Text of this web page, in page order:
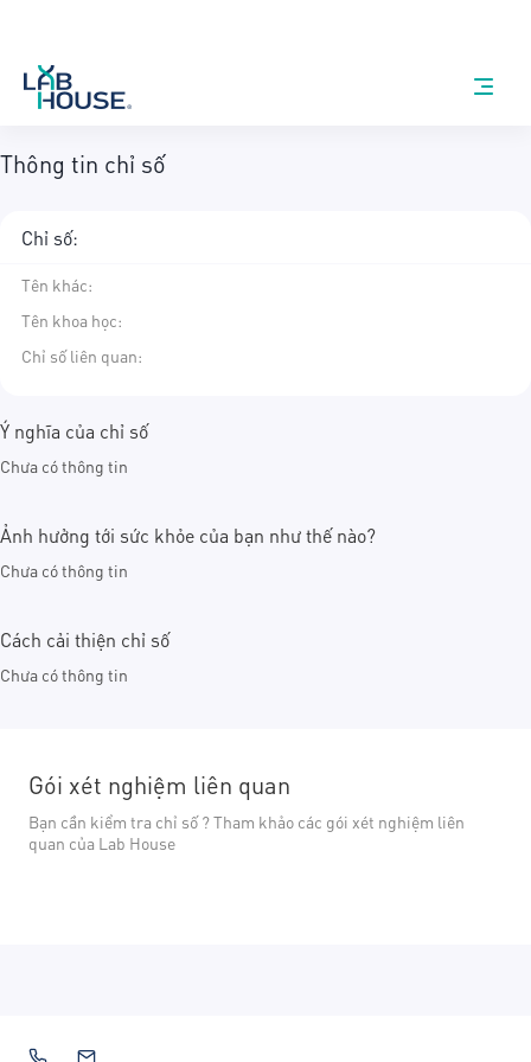
Thông tin chỉ số
Chỉ số:
Tên khác:
Tên khoa học:
Chỉ số liên quan:
Ý nghĩa của chỉ số
Chưa có thông tin
Ảnh hưởng tới sức khỏe của bạn như thế nào?
Chưa có thông tin
Cách cải thiện chỉ số
Chưa có thông tin
Gói xét nghiệm liên quan
Bạn cần kiểm tra chỉ số ? Tham khảo các gói xét nghiệm liên
quan của Lab House